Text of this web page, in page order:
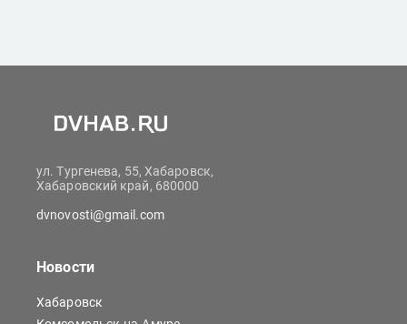
ул. Тургенева, 55, Хабаровск,
Хабаровский край, 680000
dvnovosti@gmail.com
Новости
Хабаровск